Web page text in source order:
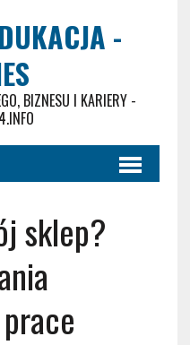
-
BIZNESU I KARIERY -
sklep?